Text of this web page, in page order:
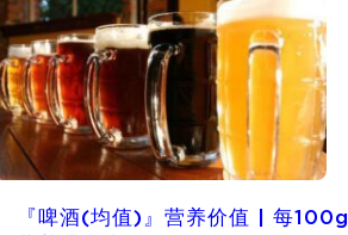
『啤酒(均值)』营养价值 | 每100g